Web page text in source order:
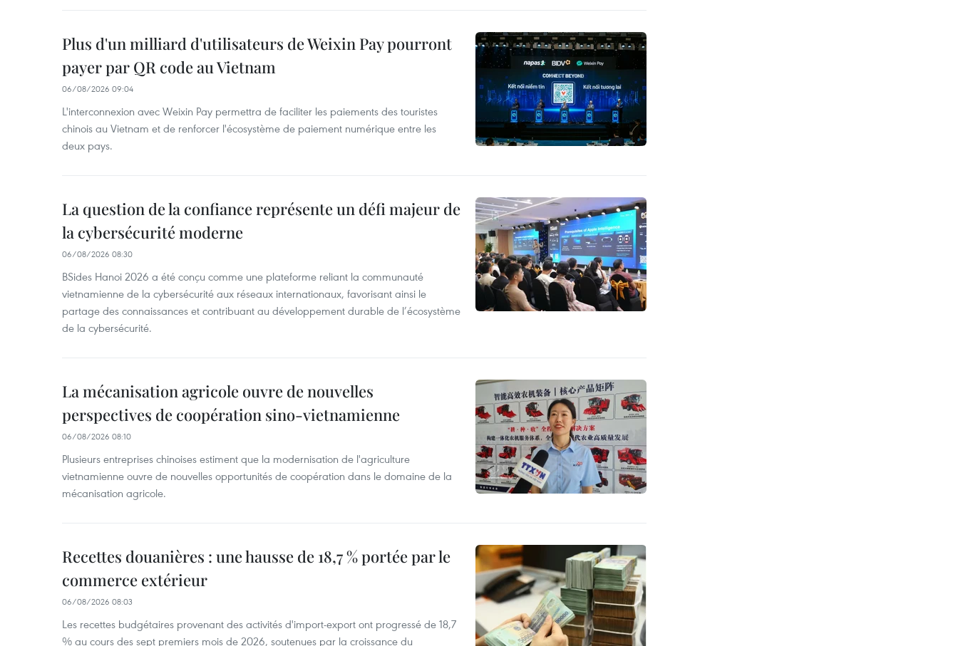
Plus d'un milliard d'utilisateurs de Weixin Pay pourront
payer par QR code au Vietnam
06/08/2026 09:04
L'interconnexion avec Weixin Pay permettra de faciliter les paiements des touristes
chinois au Vietnam et de renforcer l'écosystème de paiement numérique entre les
deux pays.
La question de la confiance représente un défi majeur de
la cybersécurité moderne
06/08/2026 08:30
BSides Hanoi 2026 a été conçu comme une plateforme reliant la communauté
vietnamienne de la cybersécurité aux réseaux internationaux, favorisant ainsi le
partage des connaissances et contribuant au développement durable de l’écosystème
de la cybersécurité.
La mécanisation agricole ouvre de nouvelles
perspectives de coopération sino-vietnamienne
06/08/2026 08:10
Plusieurs entreprises chinoises estiment que la modernisation de l'agriculture
vietnamienne ouvre de nouvelles opportunités de coopération dans le domaine de la
mécanisation agricole.
Recettes douanières : une hausse de 18,7 % portée par le
commerce extérieur
06/08/2026 08:03
Les recettes budgétaires provenant des activités d'import-export ont progressé de 18,7
% au cours des sept premiers mois de 2026, soutenues par la croissance du